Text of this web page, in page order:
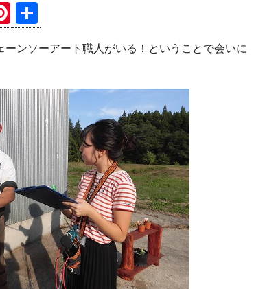
Pi
nt
er
st
有
ーンソーアート職人がいる！ということで会いに